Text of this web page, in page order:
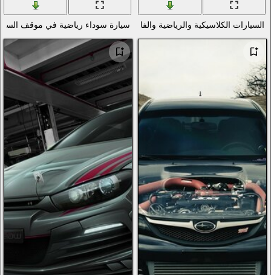
سيارة سوداء رياضية في موقف السيارات على خلفية من المساحات